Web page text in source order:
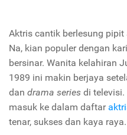
Aktris cantik berlesung pipit
Na, kian populer dengan
bersinar. Wanita kelahiran
1989 ini makin berjaya
dan drama series di televisi.
masuk ke dalam daftar
tenar, sukses dan kaya raya.